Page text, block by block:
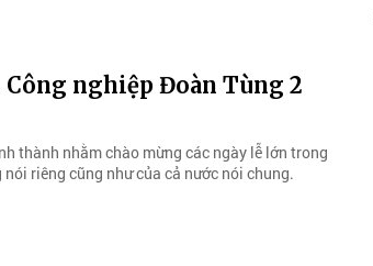
nghiệp Đoàn Tùng 2
thành nhằm chào mừng các ngày lễ lớn trong
riêng cũng như của cả nước nói chung.